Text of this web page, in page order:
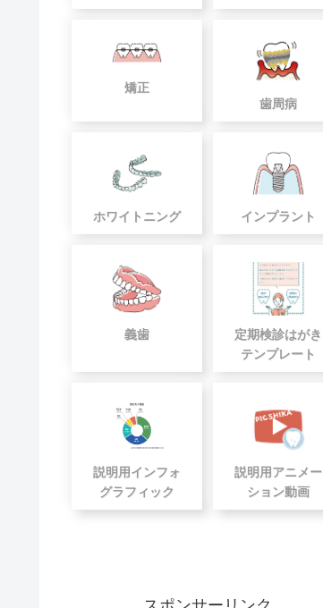
矯正
歯周病
ホワイトニング インプラント
義歯
定期検診はがき
テンプレート
説明用インフォ
グラフィック
説明用アニメー
ション動画